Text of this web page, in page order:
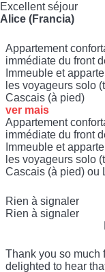
Excellent séjour
Alice (Francia)
Appartement
immédiate du front
Immeuble et
les voyageurs solo
Cascais (à pied)
ver mais
Appartement
immédiate du front
Immeuble et
les voyageurs solo
Cascais (à pied) ou
Rien à signaler
Rien à signaler
Thank you so much
delighted to hear